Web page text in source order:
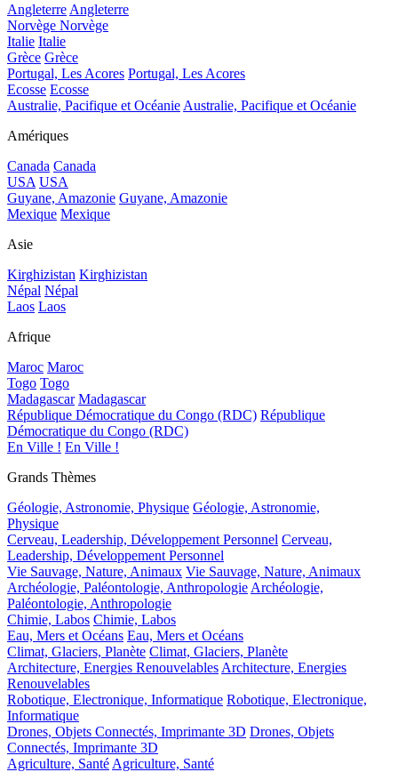
Angleterre Angleterre
Norvège Norvège
Italie Italie
Grèce Grèce
Portugal, Les Acores Portugal, Les Acores
Ecosse Ecosse
Australie, Pacifique et Océanie Australie, Pacifique et Océanie
Amériques
Canada Canada
USA USA
Guyane, Amazonie Guyane, Amazonie
Mexique Mexique
Asie
Kirghizistan Kirghizistan
Népal Népal
Laos Laos
Afrique
Maroc Maroc
Togo Togo
Madagascar Madagascar
République Démocratique du Congo (RDC) République
Démocratique du Congo (RDC)
En Ville ! En Ville !
Grands Thèmes
Géologie, Astronomie, Physique Géologie, Astronomie,
Physique
Cerveau, Leadership, Développement Personnel Cerveau,
Leadership, Développement Personnel
Vie Sauvage, Nature, Animaux Vie Sauvage, Nature, Animaux
Archéologie, Paléontologie, Anthropologie Archéologie,
Paléontologie, Anthropologie
Chimie, Labos Chimie, Labos
Eau, Mers et Océans Eau, Mers et Océans
Climat, Glaciers, Planète Climat, Glaciers, Planète
Architecture, Energies Renouvelables Architecture, Energies
Renouvelables
Robotique, Electronique, Informatique Robotique, Electronique,
Informatique
Drones, Objets Connectés, Imprimante 3D Drones, Objets
Connectés, Imprimante 3D
Agriculture, Santé Agriculture, Santé